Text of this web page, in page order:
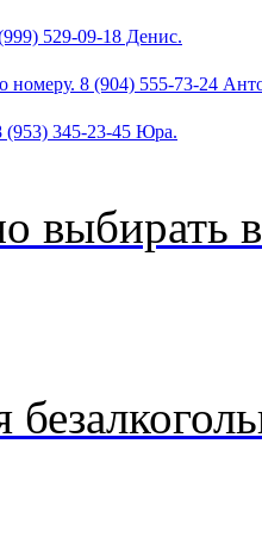
529-09-18 Денис.
номеру. 8 (904) 555-73-24
(953) 345-23-45 Юра.
выбирать